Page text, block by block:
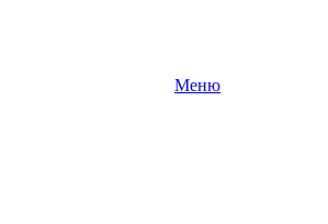
Меню